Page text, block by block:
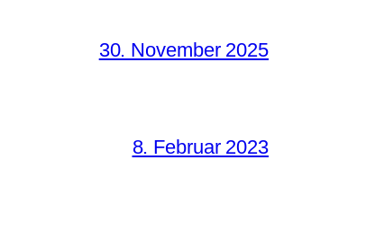
30. November 2025
8. Februar 2023